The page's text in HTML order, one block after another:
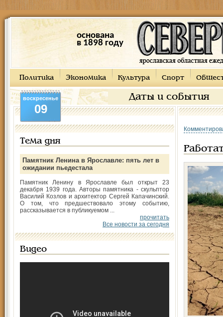
основана
в 1898 году
Политика Экономика Культура Спорт
Даты и события
воскресенье
09
Тема дня
Памятник Ленина в Ярославле: пять лет в
ожидании пьедестала
Памятник Ленину в Ярославле был открыт 23
декабря 1939 года. Авторы памятника - скульптор
Василий Козлов и архитектор Сергей Капачинский.
О том, что предшествовало этому событию,
рассказывается в публикуемом ...
прочитать
Все новости за сегодня
Видео